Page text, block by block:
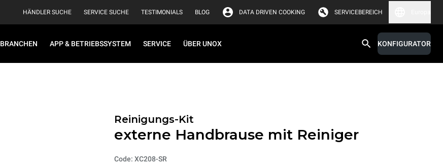
HÄNDLER SUCHE SERVICE SUCHE TESTIMONIALS BLOG DATA DRIVEN COOKING SERVICEBEREICH
BRANCHEN APP & BETRIEBSSYSTEM SERVICE ÜBER UNOX KONFIGURATOR
Reinigungs-Kit
externe Handbrause mit Reiniger
Code: XC208-SR